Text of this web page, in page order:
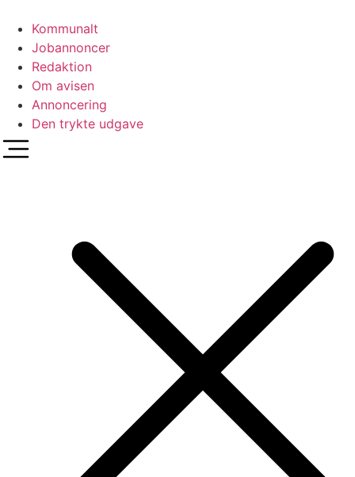
indhold
Kommunalt
Jobannoncer
Redaktion
Om avisen
Annoncering
Den trykte udgave